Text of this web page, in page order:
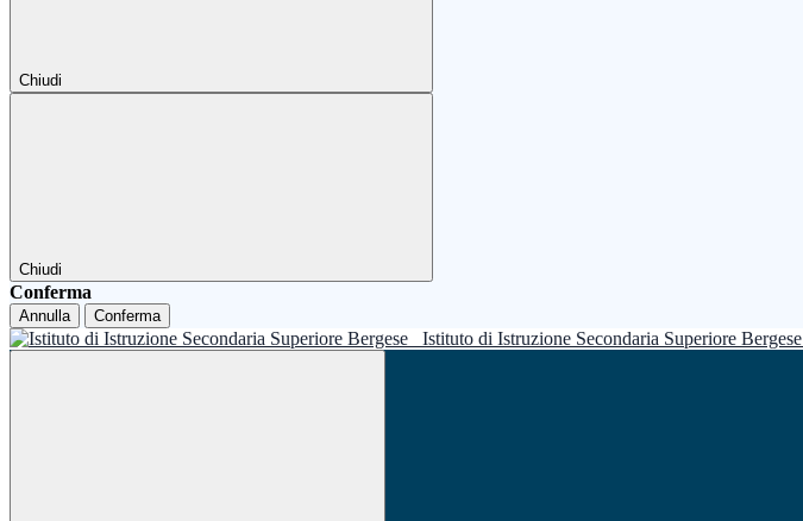
Chiudi
Chiudi
Conferma
Annulla Conferma
Istituto di Istruzione Secondaria Superiore Bergese